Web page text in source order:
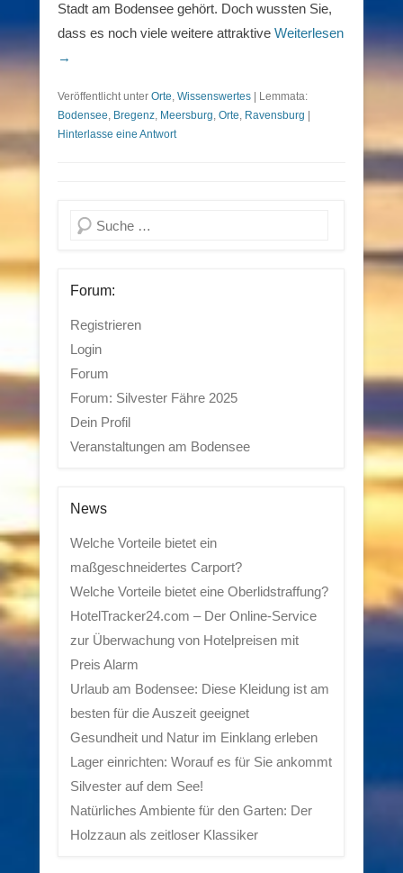
Stadt am Bodensee gehört. Doch wussten Sie,
dass es noch viele weitere attraktive Weiterlesen
→
Veröffentlicht unter Orte, Wissenswertes
Lemmata:
Bodensee, Bregenz, Meersburg, Orte, Ravensburg
Hinterlasse eine Antwort
Suchen
Forum:
Registrieren
Login
Forum
Forum: Silvester Fähre 2025
Dein Profil
Veranstaltungen am Bodensee
News
Welche Vorteile bietet ein
maßgeschneidertes Carport?
Welche Vorteile bietet eine Oberlidstraffung?
HotelTracker24.com – Der Online-Service
zur Überwachung von Hotelpreisen mit
Preis Alarm
Urlaub am Bodensee: Diese Kleidung ist am
besten für die Auszeit geeignet
Gesundheit und Natur im Einklang erleben
Lager einrichten: Worauf es für Sie ankommt
Silvester auf dem See!
Natürliches Ambiente für den Garten: Der
Holzzaun als zeitloser Klassiker